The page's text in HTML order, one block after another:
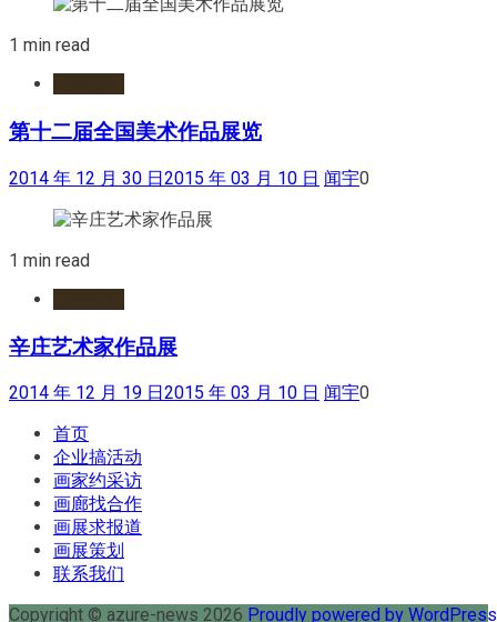
1 min read
第十二届全国美术作品展览
2014 年 12 月 30 日2015 年 03 月 10 日 闻宇0
1 min read
辛庄艺术家作品展
2014 年 12 月 19 日 2015 年 03 月 10 日 闻宇0
首页
企业搞活动
画家约采访
画廊找合作
画展求报道
画展策划
联系我们
Copyright © azure-news 2026 Proudly powered by